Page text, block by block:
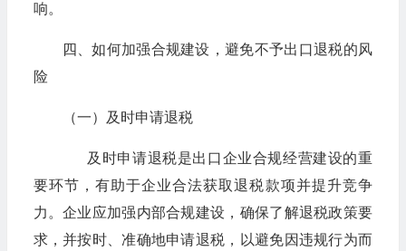
响。
四、如何加强合规建设，避免不予出口退税的风
险
（一）及时申请退税
及时申请退税是出口企业合规经营建设的重
要环节，有助于企业合法获取退税款项并提升竞争
力。企业应加强内部合规建设，确保了解退税政策要
求，并按时、准确地申请退税，以避免因违规行为而